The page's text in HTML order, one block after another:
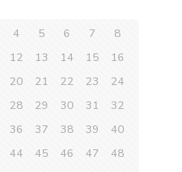
4 5 6 7
8
12 13 14 15
16
20 21 22 23
24
28 29 30 31
32
36 37 38 39
40
44 45 46 47
48